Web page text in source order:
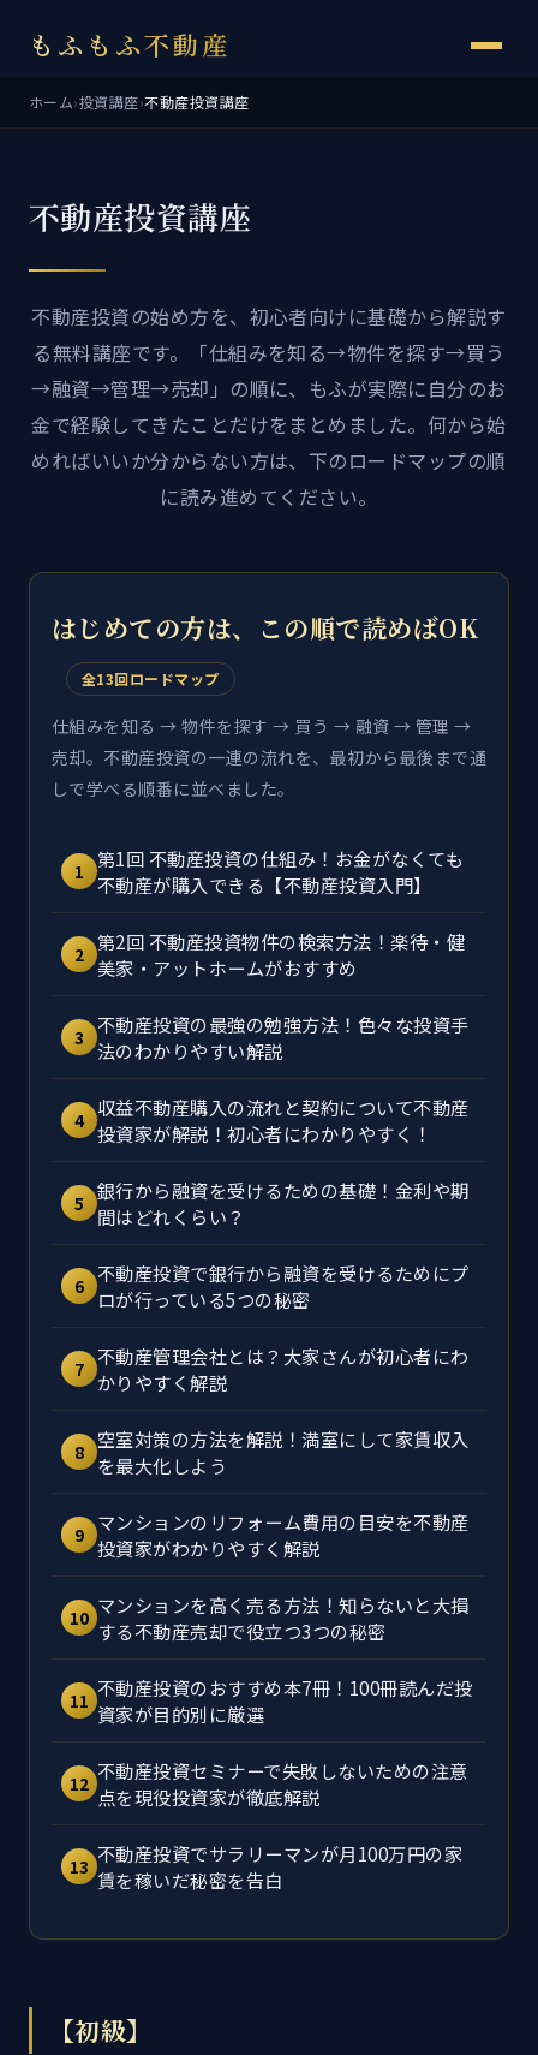
もふもふ不動産
ホーム›投資講座›不動産投資講座
不動産投資講座
不動産投資の始め方を、初心者向けに基礎から解説す
る無料講座です。「仕組みを知る→物件を探す→買う
→融資→管理→売却」の順に、もふが実際に自分のお
金で経験してきたことだけをまとめました。何から始
めればいいか分からない方は、下のロードマップの順
に読み進めてください。
はじめての方は、この順で読めばOK
全13回ロードマップ
仕組みを知る → 物件を探す → 買う → 融資 → 管理 →
売却。不動産投資の一連の流れを、最初から最後まで通
しで学べる順番に並べました。
1 第1回 不動産投資の仕組み！お金がなくても
不動産が購入できる【不動産投資入門】
2 第2回 不動産投資物件の検索方法！楽待・健
美家・アットホームがおすすめ
3
不動産投資の最強の勉強方法！色々な投資手
法のわかりやすい解説
4 収益不動産購入の流れと契約について不動産
投資家が解説！初心者にわかりやすく！
5 銀行から融資を受けるための基礎！金利や期
間はどれくらい？
6 不動産投資で銀行から融資を受けるためにプ
ロが行っている5つの秘密
7 不動産管理会社とは？大家さんが初心者にわ
かりやすく解説
8 空室対策の方法を解説！満室にして家賃収入
を最大化しよう
9 マンションのリフォーム費用の目安を不動産
投資家がわかりやすく解説
10 マンションを高く売る方法！知らないと大損
する不動産売却で役立つ3つの秘密
11 不動産投資のおすすめ本7冊！100冊読んだ投
資家が目的別に厳選
12 不動産投資セミナーで失敗しないための注意
点を現役投資家が徹底解説
13 不動産投資でサラリーマンが月100万円の家
賃を稼いだ秘密を告白
【初級】